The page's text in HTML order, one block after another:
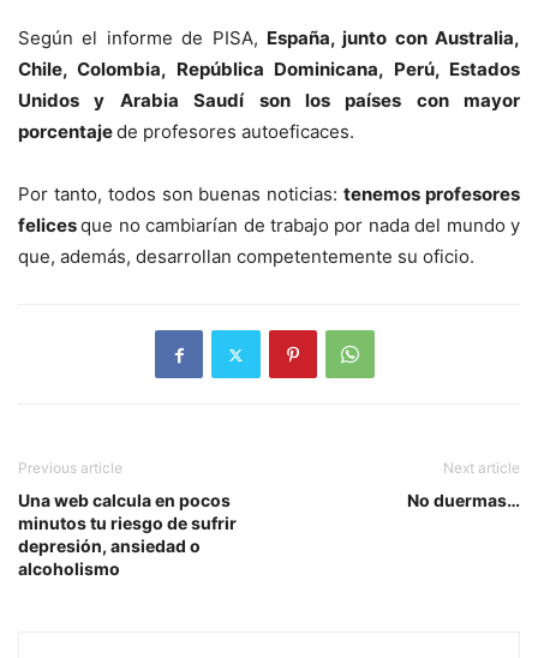
Según el informe de PISA, España, junto con Australia,
Chile, Colombia, República Dominicana, Perú, Estados
Unidos y Arabia Saudí son los países con mayor
porcentajede profesores autoeficaces.
Por tanto, todos son buenas noticias:tenemos profesores
felicesque no cambiarían de trabajo por nada del mundo y
que, además, desarrollan competentemente su oficio.
Previous article
Una web calcula en pocos
minutos tu riesgo de sufrir
depresión, ansiedad o
alcoholismo
Next article
No duermas…